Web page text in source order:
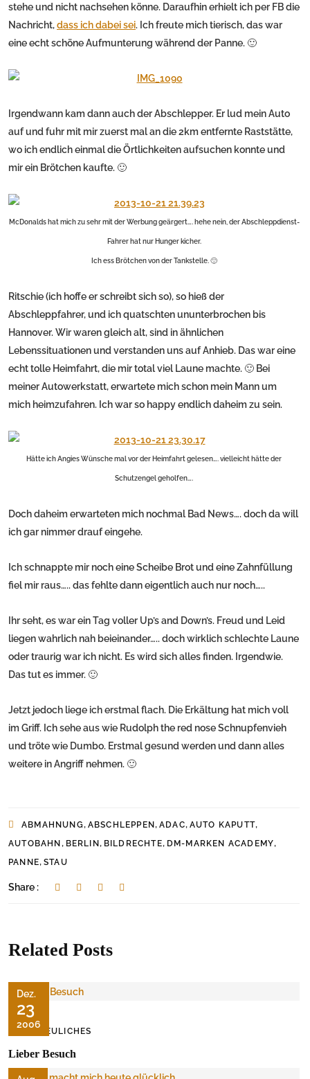
stehe und nicht nachsehen könne. Daraufhin erhielt ich per FB die
Nachricht,dass ich dabei sei. Ich freute mich tierisch, das war
eine echt schöne Aufmunterung während der Panne. 🙂
Irgendwann kam dann auch der Abschlepper. Er lud mein Auto
auf und fuhr mit mir zuerst mal an die 2km entfernte Raststätte,
wo ich endlich einmal die Örtlichkeiten aufsuchen konnte und
mir ein Brötchen kaufte. 🙂
McDonalds hat mich zu sehr mit der Werbung geärgert…. hehe nein, der Abschleppdienst-
Fahrer hat nur Hunger kicher.
Ich ess Brötchen von der Tankstelle. 🙂
Ritschie (ich hoffe er schreibt sich so), so hieß der
Abschleppfahrer, und ich quatschten ununterbrochen bis
Hannover. Wir waren gleich alt, sind in ähnlichen
Lebenssituationen und verstanden uns auf Anhieb. Das war eine
echt tolle Heimfahrt, die mir total viel Laune machte. 🙂 Bei
meiner Autowerkstatt, erwartete mich schon mein Mann um
mich heimzufahren. Ich war so happy endlich daheim zu sein.
Hätte ich Angies Wünsche mal vor der Heimfahrt gelesen…. vielleicht hätte der
Schutzengel geholfen….
Doch daheim erwarteten mich nochmal Bad News…. doch da will
ich gar nimmer drauf eingehe.
Ich schnappte mir noch eine Scheibe Brot und eine Zahnfüllung
fiel mir raus….. das fehlte dann eigentlich auch nur noch…..
Ihr seht, es war ein Tag voller Up’s and Down’s. Freud und Leid
liegen wahrlich nah beieinander….. doch wirklich schlechte Laune
oder traurig war ich nicht. Es wird sich alles finden. Irgendwie.
Das tut es immer. 🙂
Jetzt jedoch liege ich erstmal flach. Die Erkältung hat mich voll
im Griff. Ich sehe aus wie Rudolph the red nose Schnupfenvieh
und tröte wie Dumbo. Erstmal gesund werden und dann alles
weitere in Angriff nehmen. 🙂
ABMAHNUNG, ABSCHLEPPEN,ADAC, AUTO KAPUTT,
AUTOBAHN, BERLIN, BILDRECHTE, DM-MARKEN ACADEMY,
PANNE, STAU
Share :
Related Posts
Dez.
23
2006
ERFREULICHES
Lieber Besuch